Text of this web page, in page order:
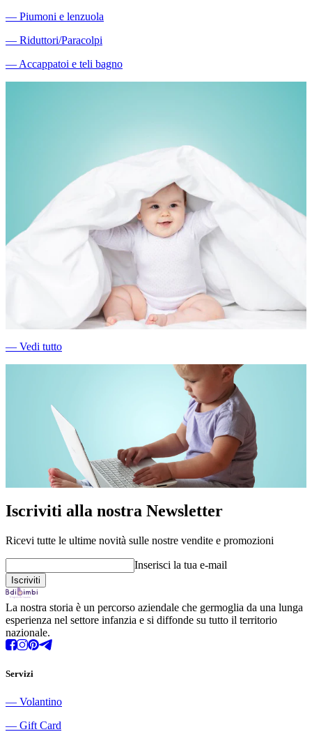
― Piumoni e lenzuola
― Riduttori/Paracolpi
―Accappatoi e teli bagno
― Vedi tutto
Iscriviti alla nostra Newsletter
Ricevi tutte le ultime novità sulle nostre vendite e promozioni
Inserisci la tua e-mail
La nostra storia è un percorso aziendale che germoglia da una lunga
esperienza nel settore infanzia e si diffonde su tutto il territorio
nazionale.
Servizi
― Volantino
― Gift Card